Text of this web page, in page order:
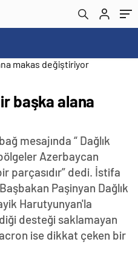
başka alana
mesajında “ Dağlık
Azerbaycan
parçasıdır” dedi. İstifa
Paşinyan Dağlık
Harutyunyan'la
desteği saklamayan
ise dikkat çeken bir